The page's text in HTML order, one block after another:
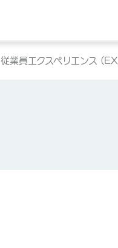
従業員エクスペリエンス